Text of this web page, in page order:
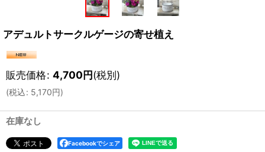
アデュルトサークルゲージの寄せ植え
販売価格: 4,700円(税別)
(税込: 5,170円)
在庫なし
Facebookでシェア